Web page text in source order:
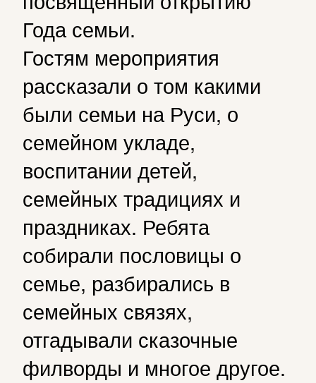
Года семьи.
Гостям мероприятия
рассказали о том какими
были семьи на Руси, о
семейном укладе,
воспитании детей,
семейных традициях и
праздниках. Ребята
собирали пословицы о
семье, разбирались в
семейных связях,
отгадывали сказочные
филворды и многое другое.